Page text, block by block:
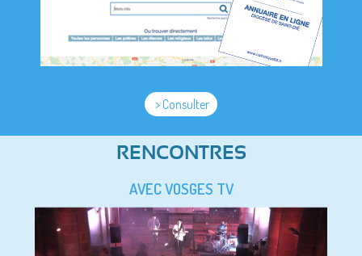
> Consulter
RENCONTRES
AVEC VOSGES TV